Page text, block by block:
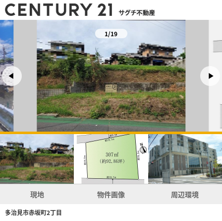
1/19
現地 物件画像 周辺環境
多治見市赤坂町2丁目